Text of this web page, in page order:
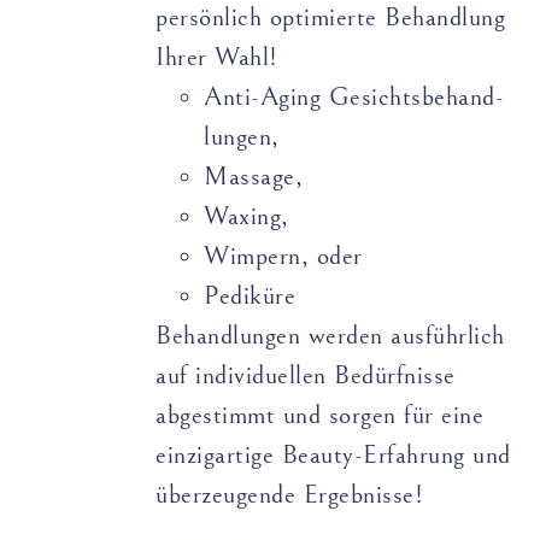
persönlich optimierte Behandlung
Ihrer Wahl!
Anti-Aging Gesichts­­­­behand­­
lungen,
Massage,
Waxing,
Wimpern, oder
Pediküre
Behandlungen werden ausführlich
auf individuellen Bedürfnisse
abgestimmt und sorgen für eine
einzigartige Beauty-Erfahrung und
überzeugende Ergebnisse!